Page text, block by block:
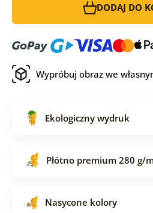
DODAJ DO
Wypróbuj obraz we
Ekologiczny wydruk
Płótno premium 280 g/
Nasycone kolory